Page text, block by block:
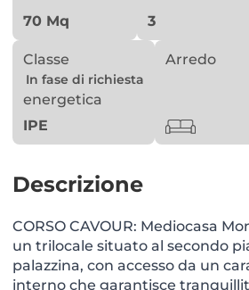
70 Mq 3
Classe
In fase di richiesta
energetica
IPE
Arredo
Descrizione
CORSO CAVOUR: Mediocasa
un trilocale situato al secondo
palazzina, con accesso da un
interno che garantisce